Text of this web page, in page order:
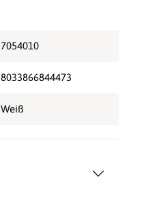
7054010
8033866844473
Weiß